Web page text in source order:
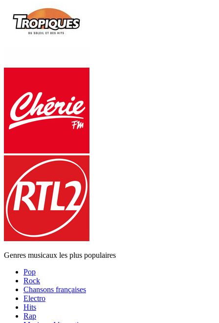
Genres musicaux les plus populaires
Pop
Rock
Chansons françaises
Electro
Hits
Rap